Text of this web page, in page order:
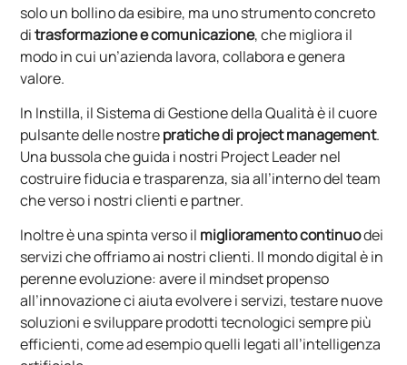
solo un bollino da esibire, ma uno strumento concreto
ditrasformazione e comunicazione, che migliora il
modo in cui un’azienda lavora, collabora e genera
valore.
In Instilla, il Sistema di Gestione della Qualità è il cuore
pulsante delle nostrepratiche di project management.
Una bussola che guida i nostri Project Leader nel
costruire fiducia e trasparenza, sia all’interno del team
che verso i nostri clienti e partner.
Inoltre è una spinta verso il miglioramento continuodei
servizi che offriamo ai nostri clienti. Il mondo digital è in
perenne evoluzione: avere il mindset propenso
all’innovazione ci aiuta evolvere i servizi, testare nuove
soluzioni e sviluppare prodotti tecnologici sempre più
efficienti, come ad esempio quelli legati all’intelligenza